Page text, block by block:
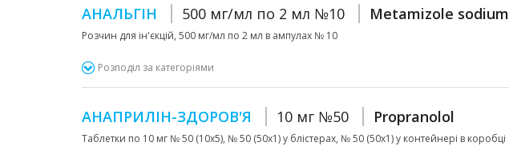
АНАЛЬГІН 500 мг/мл по 2 мл №10 Metamizole sodium
Розчин для ін'єкцій, 500 мг/мл по 2 мл в ампулах № 10
Розподіл за категоріями
АНАПРИЛІН-ЗДОРОВ'Я 10 мг №50 Propranolol
Таблетки по 10 мг № 50 (10х5), № 50 (50х1) у блістерах, № 50 (50х1) у контейнері в коробці